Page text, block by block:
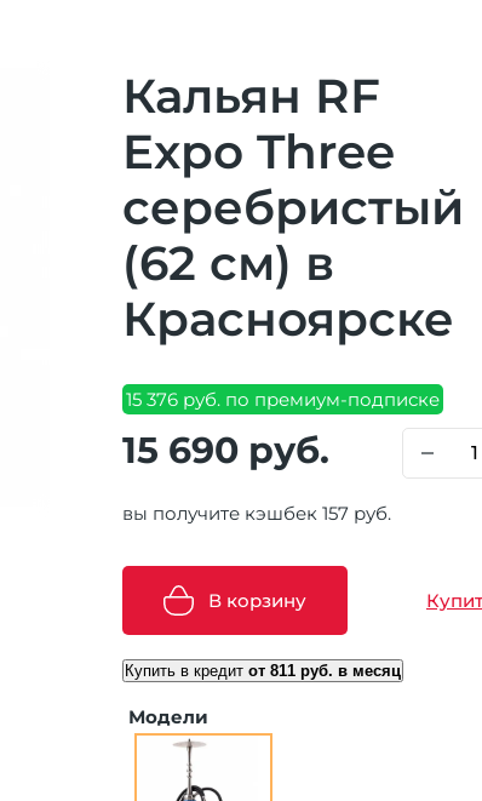
Кальян RF
Expo Three
серебристый
(62 см) в
Красноярске
15 376 руб. по премиум-подписке
15 690 руб.
вы получите кэшбек 157 руб.
В корзину
Купить в кредит от 811 руб. в месяц
Модели